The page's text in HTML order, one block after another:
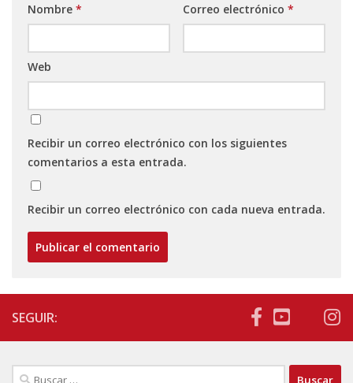
Nombre * Correo electrónico *
Web
Recibir un correo electrónico con los siguientes
comentarios a esta entrada.
Recibir un correo electrónico con cada nueva entrada.
SEGUIR:
Buscar: